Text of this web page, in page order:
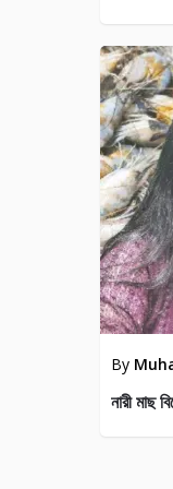
By
নারী মাছ